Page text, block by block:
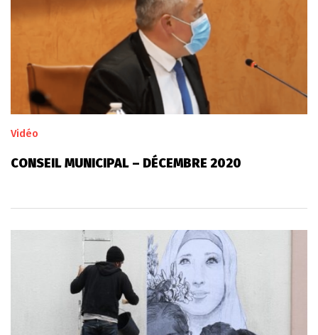
Vidéo
CONSEIL MUNICIPAL – DÉCEMBRE 2020